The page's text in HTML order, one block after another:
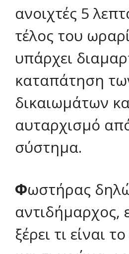
ανοιχτές 5
τέλος του
υπάρχει
καταπάτηση
δικαιωμάτων
αυταρχισμό
σύστημα.
Φωστήρας
αντιδήμαρχος,
ξέρει τι είναι